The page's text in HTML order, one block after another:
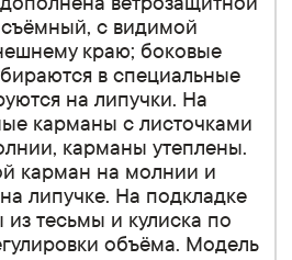
с видимой
краю; боковые
в специальные
на липучки. На
карманы с листочками
карманы утеплены.
карман на молнии и
липучке. На подкладке
тесьмы и кулиска по
объёма. Модель